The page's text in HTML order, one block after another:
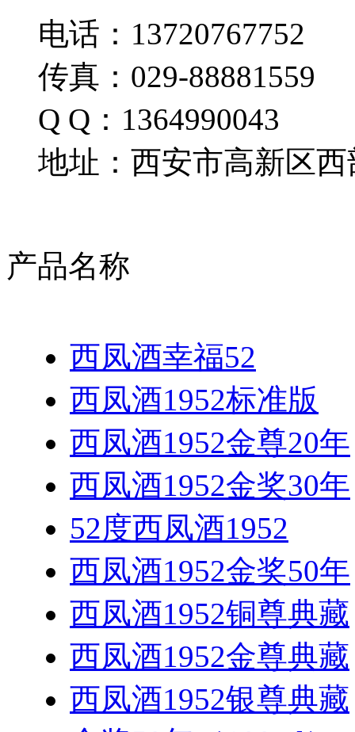
电话：13720767752
传真：029-88881559
Q Q：1364990043
地址：西安市高新区西
产品名称
西凤酒幸福52
西凤酒1952标准版
西凤酒1952金尊20年
西凤酒1952金奖30年
52度西凤酒1952
西凤酒1952金奖50年
西凤酒1952铜尊典藏
西凤酒1952金尊典藏
西凤酒1952银尊典藏